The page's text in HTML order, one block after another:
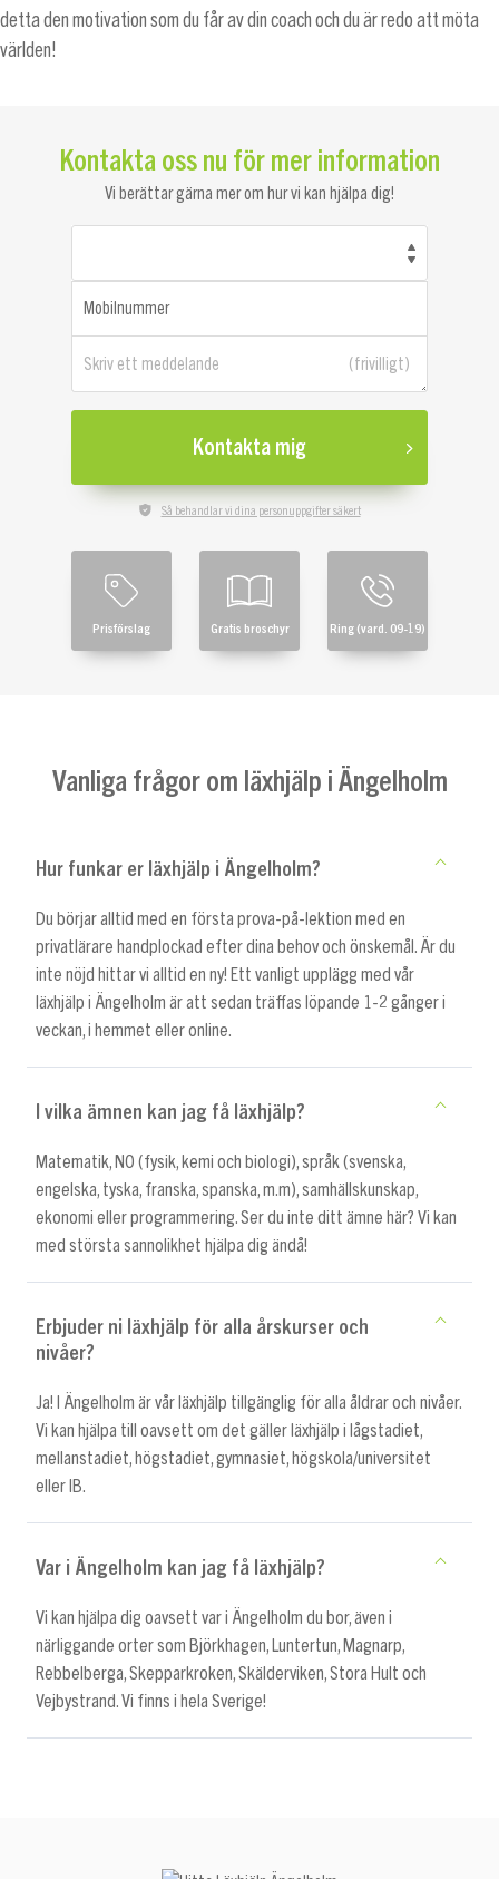
detta den motivation som du får av din coach och du är redo att möta
världen!
Kontakta oss nu för mer information
Vi berättar gärna mer om hur vi kan hjälpa dig!
Mobilnummer
Skriv ett meddelande
Kontakta mig
Så behandlar vi dina personuppgifter säkert
Prisförslag Gratis broschyr Ring (vard. 09-19)
Vanliga frågor om läxhjälp i Ängelholm
Hur funkar er läxhjälp i Ängelholm?
Du börjar alltid med en första prova-på-lektion med en
privatlärare handplockad efter dina behov och önskemål. Är du
inte nöjd hittar vi alltid en ny! Ett vanligt upplägg med vår
läxhjälp i Ängelholm är att sedan träffas löpande 1-2 gånger i
veckan, i hemmet eller online.
I vilka ämnen kan jag få läxhjälp?
Matematik, NO (fysik, kemi och biologi), språk (svenska,
engelska, tyska, franska, spanska, m.m), samhällskunskap,
ekonomi eller programmering. Ser du inte ditt ämne här? Vi kan
med största sannolikhet hjälpa dig ändå!
Erbjuder ni läxhjälp för alla årskurser och
nivåer?
Ja! I Ängelholm är vår läxhjälp tillgänglig för alla åldrar och nivåer.
Vi kan hjälpa till oavsett om det gäller läxhjälp i lågstadiet,
mellanstadiet, högstadiet, gymnasiet, högskola/universitet
eller IB.
Var i Ängelholm kan jag få läxhjälp?
Vi kan hjälpa dig oavsett var i Ängelholm du bor, även i
närliggande orter som Björkhagen, Luntertun, Magnarp,
Rebbelberga, Skepparkroken, Skälderviken, Stora Hult och
Vejbystrand. Vi finns i hela Sverige!